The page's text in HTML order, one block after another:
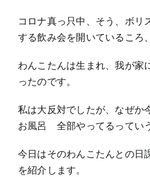
コロナ真っ只中、そう、ボリ
する飲み会を開いているころ、
わんこたんは生まれ、我が家
ったのです。
私は大反対でしたが、なぜ
お風呂 全部やってるってい
今日はそのわんこたんとの日
を紹介します。